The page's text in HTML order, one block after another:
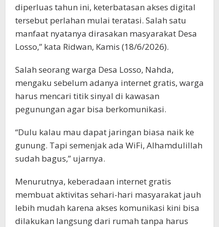
diperluas tahun ini, keterbatasan akses digital
tersebut perlahan mulai teratasi. Salah satu
manfaat nyatanya dirasakan masyarakat Desa
Losso,” kata Ridwan, Kamis (18/6/2026).
Salah seorang warga Desa Losso, Nahda,
mengaku sebelum adanya internet gratis, warga
harus mencari titik sinyal di kawasan
pegunungan agar bisa berkomunikasi.
“Dulu kalau mau dapat jaringan biasa naik ke
gunung. Tapi semenjak ada WiFi, Alhamdulillah
sudah bagus,” ujarnya.
Menurutnya, keberadaan internet gratis
membuat aktivitas sehari-hari masyarakat jauh
lebih mudah karena akses komunikasi kini bisa
dilakukan langsung dari rumah tanpa harus